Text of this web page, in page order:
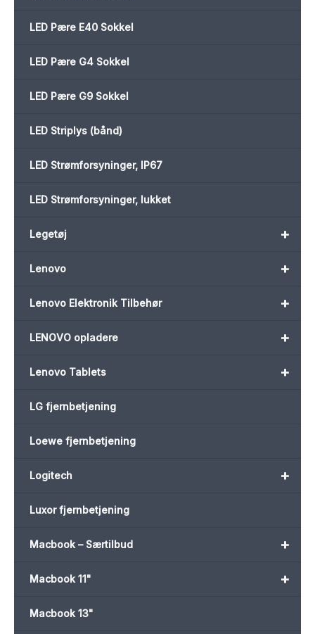
LED Pære E40 Sokkel
LED Pære G4 Sokkel
LED Pære G9 Sokkel
LED Striplys (bånd)
LED Strømforsyninger, IP67
LED Strømforsyninger, lukket
+
Legetøj
+
Lenovo
+
Lenovo Elektronik Tilbehør
+
LENOVO opladere
+
Lenovo Tablets
LG fjernbetjening
Loewe fjernbetjening
+
Logitech
Luxor fjernbetjening
+
Macbook – Særtilbud
+
Macbook 11"
Macbook 13"